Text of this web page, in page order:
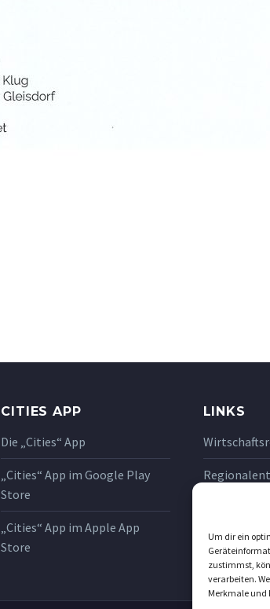
Um dir ein
zustimmst,
verarbeiten.
Merkmale und
CITIES APP
Die „Cities“ App
„Cities“ App im Google Play
Store
„Cities“ App im Apple App
Store
LINKS
Jobbörse